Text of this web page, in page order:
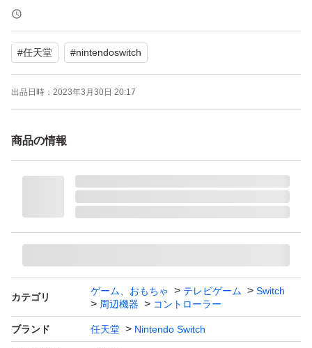
取引き終了のためフリマ内での受け取り手続きは必ずして
頂くようお願い致します。
忘れる方がいますので梱包材外側に「ウケトリテツヅキ」
と記載させて頂きますのでご了承ください。
ん。ご了承ください
Nintendo Switch Proコントローラー モンスターハンター
ブランド：任天堂 Nintendo Switch
色：ブラック系
#任天堂 #nintendoswitch
出品日時： 2023年3月30日 20:17
商品の情報
カテゴリ
ゲーム、おもちゃ テレビゲーム
Switch
周辺機器
コントローラー
ブランド 任天堂 Nintendo Switch